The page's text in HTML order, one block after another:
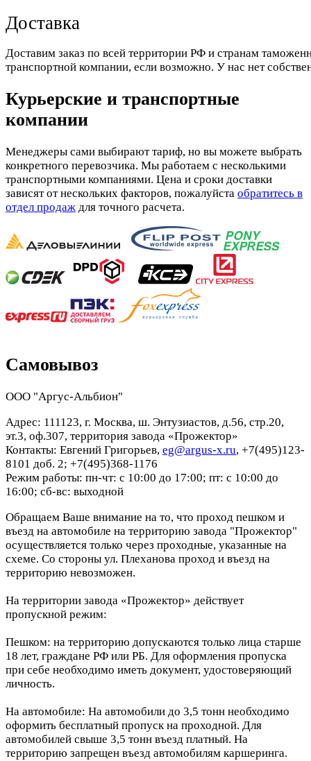
Доставка
Доставим заказ по всей территории РФ и странам
транспортной компании, если возможно. У нас нет
Курьерские и транспортные
компании
Менеджеры сами выбирают тариф, но вы можете выбрать
конкретного перевозчика. Мы работаем с несколькими
транспортными компаниями. Цена и сроки доставки
зависят от нескольких факторов, пожалуйста обратитесь в
отдел продаж для точного расчета.
Самовывоз
ООО "Аргус-Альбион"
Адрес: 111123, г. Москва, ш. Энтузиастов, д.56, стр.20,
эт.3, оф.307, территория завода «Прожектор»
Контакты: Евгений Григорьев, eg@argus-x.ru, +7(495)123-
8101 доб. 2; +7(495)368-1176
Режим работы: пн-чт: с 10:00 до 17:00; пт: с 10:00 до
16:00; сб-вс: выходной
Обращаем Ваше внимание на то, что проход пешком и
въезд на автомобиле на территорию завода "Прожектор"
осуществляется только через проходные, указанные на
схеме. Со стороны ул. Плеханова проход и въезд на
территорию невозможен.
На территории завода «Прожектор» действует
пропускной режим:
Пешком: на территорию допускаются только лица старше
18 лет, граждане РФ или РБ. Для оформления пропуска
при себе необходимо иметь документ, удостоверяющий
личность.
На автомобиле: На автомобили до 3,5 тонн необходимо
оформить бесплатный пропуск на проходной. Для
автомобилей свыше 3,5 тонн въезд платный. На
территорию запрещен въезд автомобилям каршеринга.